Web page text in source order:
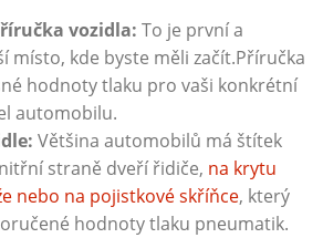
vozidla: To⁢ je ‍první a
místo,‌ kde byste měli začít.Příručka
hodnoty tlaku pro vaši⁤ konkrétní
automobilu.
‌Většina ​automobilů má štítek
straně dveří ‍řidiče, na krytu
nebo na pojistkové skříňce, který
hodnoty tlaku pneumatik.